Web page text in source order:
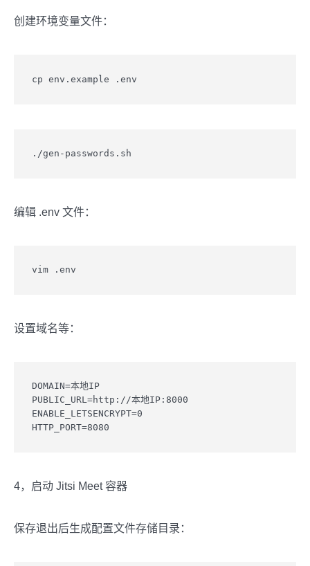
创建环境变量文件：
cp env.example .env
./gen-passwords.sh
编辑 .env 文件：
vim .env
设置域名等：
DOMAIN=本地IP
PUBLIC_URL=http://本地IP:8000
ENABLE_LETSENCRYPT=0
HTTP_PORT=8080
4，启动 Jitsi Meet 容器
保存退出后生成配置文件存储目录：